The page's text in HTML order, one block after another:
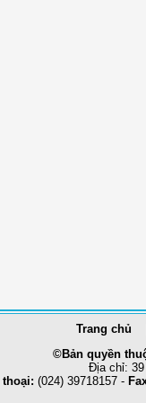
Trang chủ
©Bản quyền
Địa chỉ: 39
(024) 39718157 -